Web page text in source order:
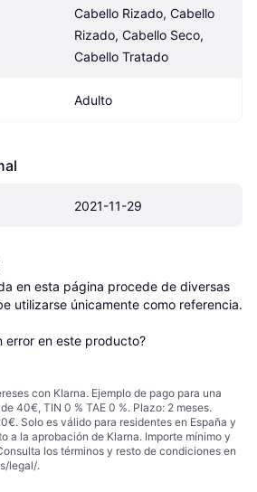
Cabello Rizado, Cabello
Rizado, Cabello Seco,
Cabello Tratado
Adulto
2021-11-29
en esta página procede de diversas
utilizarse únicamente como referencia.
error en este producto?
con Klarna. Ejemplo de pago para una
40€, TIN 0 % TAE 0 %. Plazo: 2 meses.
Solo es válido para residentes en España y
a la aprobación de Klarna. Importe mínimo y
los términos y resto de condiciones en
legal/.